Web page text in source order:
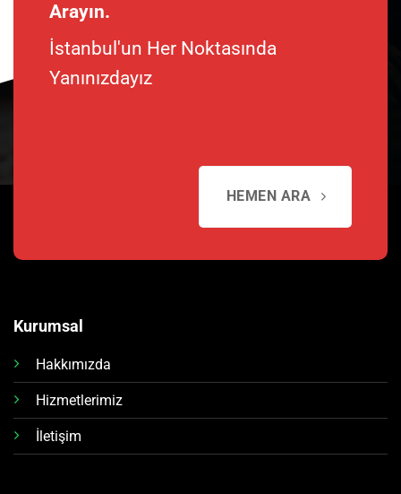
Arayın.
İstanbul'un Her Noktasında
Yanınızdayız
HEMEN ARA
Kurumsal
Hakkımızda
Hizmetlerimiz
İletişim